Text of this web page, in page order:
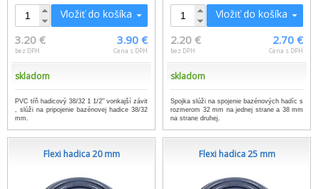
Vložiť do košíka
3.20 €
bez DPH
3.90 €
Cena s DPH
skladom
PVC tŕň hadicový 38/32 1 1/2" vonkajší závit
, slúži na pripojenie bazénovej hadice 38/32
mm.
Vložiť do košíka
2.20 €
bez DPH
2.70 €
Cena s DPH
skladom
Spojka slúži na spojenie bazénových hadíc s
rozmerom 32 mm na jednej strane a 38 mm
na strane druhej.
Flexi hadica 20 mm Flexi hadica 25 mm